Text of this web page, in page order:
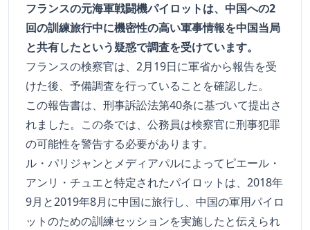
フランスの元海軍戦闘機パイロットは、中国への2
回の訓練旅行中に機密性の高い軍事情報を中国当局
と共有したという疑惑で調査を受けています。
フランスの検察官は、2月19日に軍省から報告を受
けた後、予備調査を行っていることを確認した。
この報告書は、刑事訴訟法第40条に基づいて提出さ
れました。この条では、公務員は検察官に刑事犯罪
の可能性を警告する必要があります。
ル・パリジャンとメディアパルによってピエール・
アンリ・チュエと特定されたパイロットは、2018年
9月と2019年8月に中国に旅行し、中国の軍用パイロ
ットのための訓練セッションを実施したと伝えられ